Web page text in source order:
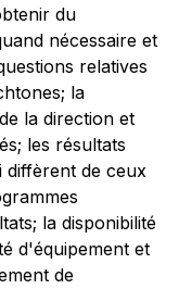
du
nécessaire et
relatives
la
la direction et
les résultats
diffèrent de ceux
la disponibilité
d'équipement et
de